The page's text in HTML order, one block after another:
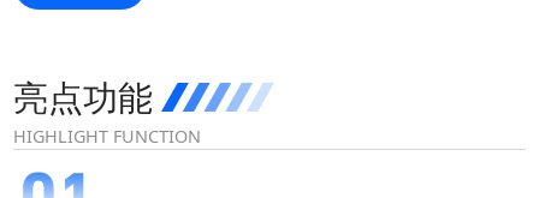
亮点功能
HIGHLIGHT FUNCTION